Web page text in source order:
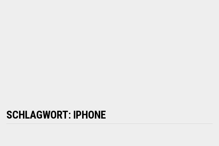
SCHLAGWORT: IPHONE